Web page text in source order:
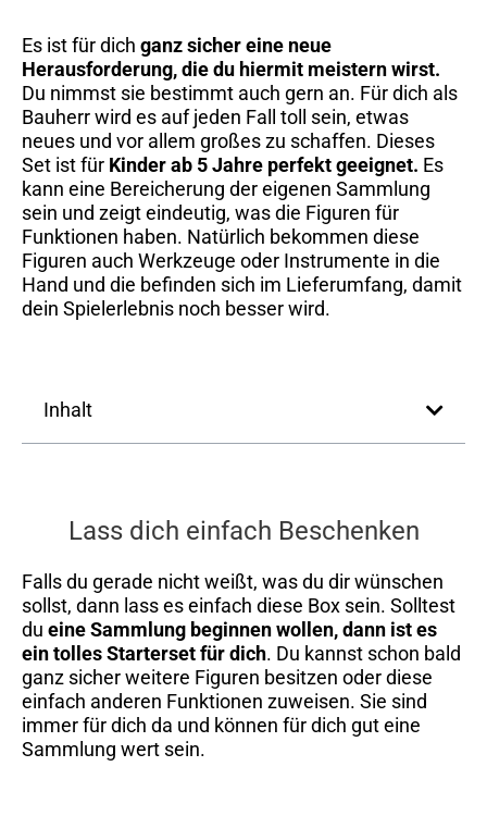
Es ist für dich ganz sicher eine neue
Herausforderung, die du hiermit meistern wirst.
Du nimmst sie bestimmt auch gern an. Für dich als
Bauherr wird es auf jeden Fall toll sein, etwas
neues und vor allem großes zu schaffen. Dieses
Set ist für Kinder ab 5 Jahre perfekt geeignet. Es
kann eine Bereicherung der eigenen Sammlung
sein und zeigt eindeutig, was die Figuren für
Funktionen haben. Natürlich bekommen diese
Figuren auch Werkzeuge oder Instrumente in die
Hand und die befinden sich im Lieferumfang, damit
dein Spielerlebnis noch besser wird.
Inhalt
Lass dich einfach Beschenken
Falls du gerade nicht weißt, was du dir wünschen
sollst, dann lass es einfach diese Box sein. Solltest
du eine Sammlung beginnen wollen, dann ist es
ein tolles Starterset für dich. Du kannst schon bald
ganz sicher weitere Figuren besitzen oder diese
einfach anderen Funktionen zuweisen. Sie sind
immer für dich da und können für dich gut eine
Sammlung wert sein.